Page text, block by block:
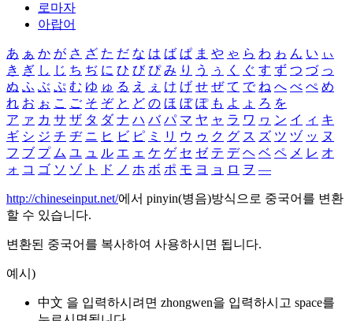
로마자
아랍어
あ ぁ か が さ ざ た だ な は ば ぱ ま や ゃ ら わ ゎ ん い ぃ
き ぎ し じ ち ぢ に ひ び ぴ み り う ぅ く ぐ す ず つ づ っ
ぬ ふ ぶ ぷ む ゆ ゅ る え ぇ け げ せ ぜ て で ね へ べ ぺ め
れ お ぉ こ ご そ ぞ と ど の ほ ぼ ぽ も よ ょ ろ を
ア ァ カ サ ザ タ ダ ナ ハ バ パ マ ヤ ャ ラ ワ ヮ ン イ ィ キ
ギ シ ジ チ ヂ ニ ヒ ビ ピ ミ リ ウ ゥ ク グ ス ズ ツ ヅ ッ ヌ
フ ブ プ ム ユ ュ ル エ ェ ケ ゲ セ ゼ テ デ ヘ ベ ペ メ レ オ
ォ コ ゴ ソ ゾ ト ド ノ ホ ボ ポ モ ヨ ョ ロ ヲ ―
http://chineseinput.net/에서 pinyin(병음)방식으로 중국어를 변환
할 수 있습니다.
변환된 중국어를 복사하여 사용하시면 됩니다.
예시)
中文 을 입력하시려면 zhongwen을 입력하시고 space를